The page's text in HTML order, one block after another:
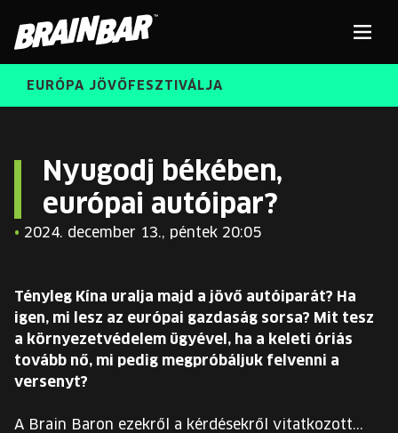
Bar
BRAIN BAR™ TRIBE
KARRIER
EURÓPA JÖVŐFESZTIVÁLJA
INGYENES DIÁK- ÉS TANÁRREGISZTRÁCIÓ
Nyugodj békében,
európai autóipar?
• 2024. december 13., péntek 20:05
Tényleg Kína uralja majd a jövő autóiparát? Ha
igen, mi lesz az európai gazdaság sorsa? Mit tesz
a környezetvédelem ügyével, ha a keleti óriás
tovább nő, mi pedig megpróbáljuk felvenni a
versenyt?
A Brain Baron ezekről a kérdésekről vitatkozott...